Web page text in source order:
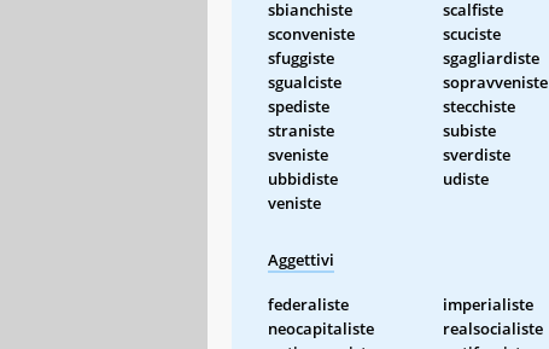
sbianchiste
scalfiste
sconveniste
scuciste
sfuggiste
sgagliardiste
sgualciste
sopravveniste
spediste
stecchiste
straniste
subiste
sveniste
sverdiste
ubbidiste
udiste
veniste
Aggettivi
federaliste imperialiste
neocapitaliste
realsocialiste